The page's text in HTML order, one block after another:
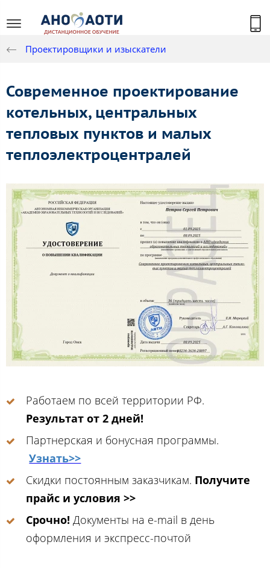
Проектировщики и изыскатели
Современное проектирование
котельных, центральных
тепловых пунктов и малых
теплоэлектроцентралей
Работаем по всей территории РФ.
Результат от 2 дней!
Партнерская и бонусная программы.
Узнать>>
Скидки постоянным заказчикам. Получите
прайс и условия >>
Срочно! Документы на e-mail в день
оформления и экспресс-почтой